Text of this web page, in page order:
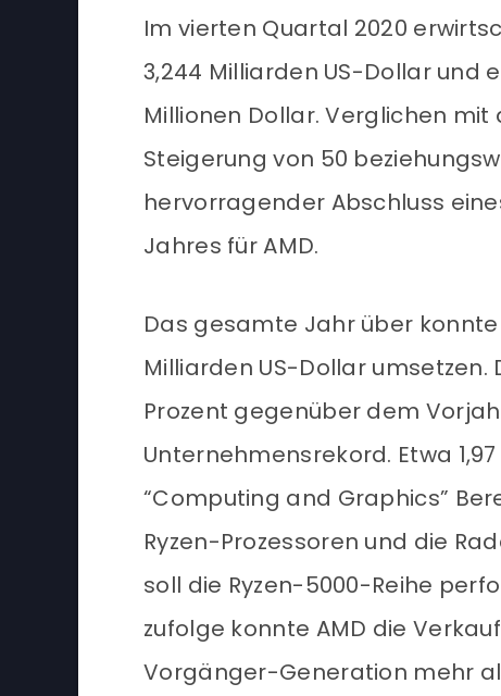
Im vierten Quartal 2020
3,244 Milliarden US-Dollar und
Millionen Dollar. Verglichen
Steigerung von 50
hervorragender Abschluss
Jahres für AMD.
Das gesamte Jahr über
Milliarden US-Dollar umsetzen.
Prozent gegenüber dem
Unternehmensrekord. Etwa
“Computing and Graphics”
Ryzen-Prozessoren und die
soll die Ryzen-5000-Reihe
zufolge konnte AMD die
Vorgänger-Generation mehr